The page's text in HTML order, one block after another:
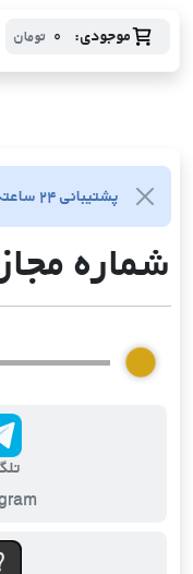
موجودی: 0 تومان
پشتیبانی ۲۴ ساعته و تخفیفات جدید فقط در
شماره